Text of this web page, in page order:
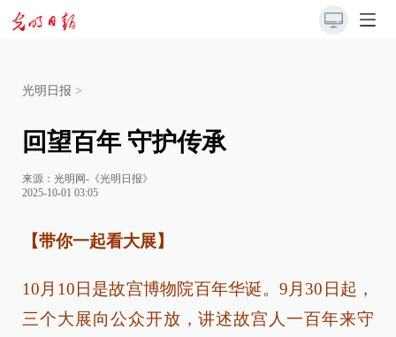
光明日报 >
回望百年 守护传承
来源： 光明网-《光明日报》
2025-10-01 03:05
【带你一起看大展】
10月10日是故宫博物院百年华诞。9月30日起，
三个大展向公众开放，讲述故宫人一百年来守